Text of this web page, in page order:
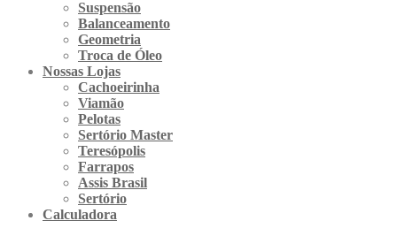
Suspensão
Balanceamento
Geometria
Troca de Óleo
Nossas Lojas
Cachoeirinha
Viamão
Pelotas
Sertório Master
Teresópolis
Farrapos
Assis Brasil
Sertório
Calculadora